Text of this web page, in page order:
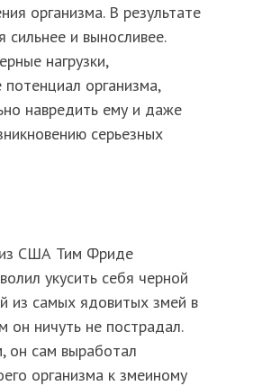
организма. В результате
сильнее и выносливее.
нагрузки,
организма,
навредить ему и даже
серьезных
США Тим Фриде
укусить себя черной
из самых ядовитых змей в
он ничуть не пострадал.
он сам выработал
организма к змеиному